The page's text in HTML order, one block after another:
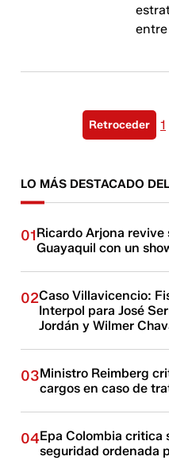
entre
Retroceder 1
LO MÁS DESTACADO
01Ricardo Arjona revive
Guayaquil con un
02Caso Villavicencio:
Interpol para José
Jordán y Wilmer
03Ministro Reimberg
cargos en caso de
04Epa Colombia critica
seguridad ordenada